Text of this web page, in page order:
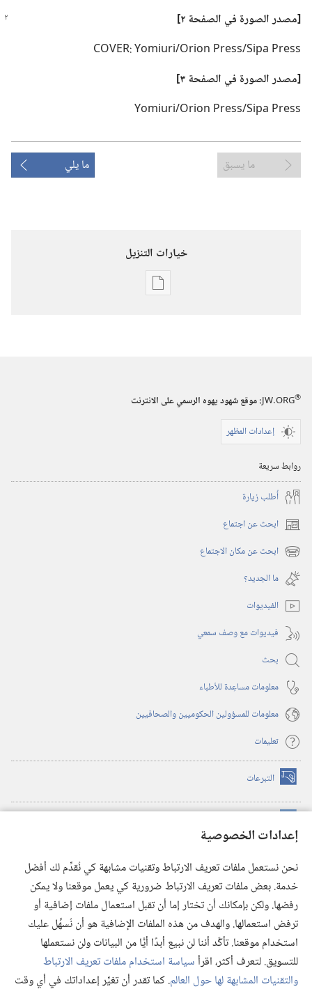
إعدادات الخصوصية
نحن نستعمل ملفات تعريف الارتباط وتقنيات مشابهة كي نُقدِّم لك أفضل
خدمة. بعض ملفات تعريف الارتباط ضرورية كي يعمل موقعنا ولا يمكن
رفضها. ولكن بإمكانك أن تختار إما أن تقبل استعمال ملفات إضافية أو
ترفض استعمالها. والهدف من هذه الملفات الإضافية هو أن نُسهِّل عليك
استخدام موقعنا. تأكَّد أننا لن نبيع أبدًا أيًّا من البيانات ولن نستعملها
للتسويق. لتعرف أكثر، اقرأسياسة استخدام ملفات تعريف الارتباط
والتقنيات المشابهة لها حول العالم. كما تقدر أن تغيِّر إعداداتك في أي وقت
‏[مصدر الصورة في الصفحة ٢]‏
‏[مصدر الصورة في الصفحة ٣]‏
ما يسبق ما يلي
خيارات التنزيل
خيارات
الدراسية)‏
JW.ORG®
:‏ موقع شهود يهوه الرسمي على الانترنت
إعدادات المظهر
روابط سريعة
أُطلب زيارة
ابحث عن اجتماع (يفتح
نافذة ابحث عن مكان الاجتماع (يفتح
نافذة
جديدة)
ما الجديد؟‏
الفيديوات
فيديوات مع وصف سمعي
بحث
معلومات مساعِدة للأطباء
معلومات للمسؤولين الحكوميين والصحافيين
تعليمات
التبرعات (يفتح
نافذة
(يفتح
نافذة
(يفتح
نافذة
جديدة) تطبيق ®
JW Library
مكتبة برج المراقبة